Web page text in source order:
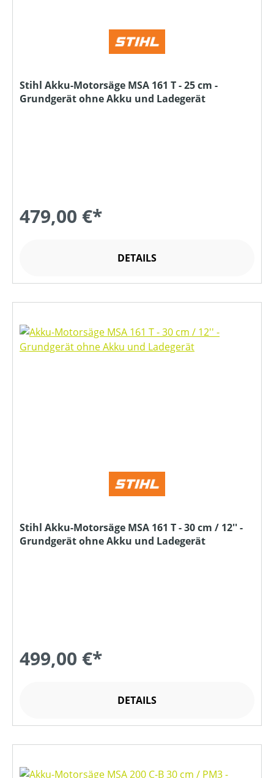
Stihl Akku-Motorsäge MSA 161 T - 25 cm -
Grundgerät ohne Akku und Ladegerät
479,00 €*
DETAILS
Stihl Akku-Motorsäge MSA 161 T - 30 cm / 12'' -
Grundgerät ohne Akku und Ladegerät
499,00 €*
DETAILS